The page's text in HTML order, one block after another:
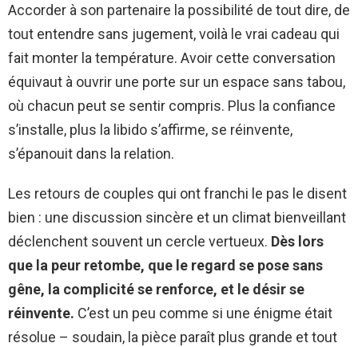
Accorder à son partenaire la possibilité de tout dire, de
tout entendre sans jugement, voilà le vrai cadeau qui
fait monter la température. Avoir cette conversation
équivaut à ouvrir une porte sur un espace sans tabou,
où chacun peut se sentir compris. Plus la confiance
s’installe, plus la libido s’affirme, se réinvente,
s’épanouit dans la relation.
Les retours de couples qui ont franchi le pas le disent
bien : une discussion sincère et un climat bienveillant
déclenchent souvent un cercle vertueux. Dès lors
que la peur retombe, que le regard se pose sans
gêne, la complicité se renforce, et le désir se
réinvente. C’est un peu comme si une énigme était
résolue – soudain, la pièce paraît plus grande et tout